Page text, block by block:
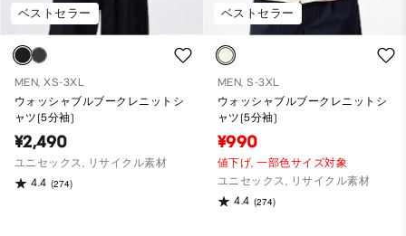
ベストセラー
MEN, XS-3XL
ウォッシャブルブークレニットシ
ャツ(5分袖)
¥2,490
ユニセックス, リサイクル素材
4.4 (274)
ベストセラー
MEN, S-3XL
ウォッシャブルブークレニットシ
ャツ(5分袖)
¥990
値下げ,一部色サイズ対象
ユニセックス, リサイクル素材
4.4 (274)